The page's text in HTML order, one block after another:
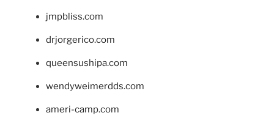
jmpbliss.com
drjorgerico.com
queensushipa.com
wendyweimerdds.com
ameri-camp.com